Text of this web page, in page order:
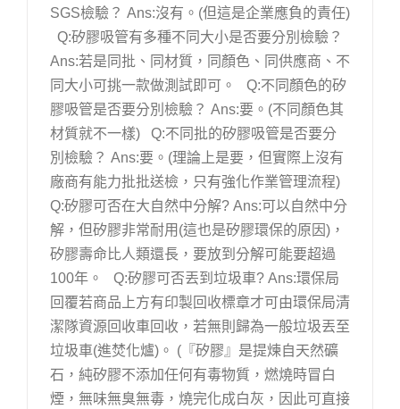
SGS檢驗？ Ans:沒有。(但這是企業應負的責任)
Q:矽膠吸管有多種不同大小是否要分別檢驗？
Ans:若是同批、同材質，同顏色、同供應商、不
同大小可挑一款做測試即可。 Q:不同顏色的矽
膠吸管是否要分別檢驗？ Ans:要。(不同顏色其
材質就不一樣) Q:不同批的矽膠吸管是否要分
別檢驗？ Ans:要。(理論上是要，但實際上沒有
廠商有能力批批送檢，只有強化作業管理流程)
Q:矽膠可否在大自然中分解? Ans:可以自然中分
解，但矽膠非常耐用(這也是矽膠環保的原因)，
矽膠壽命比人類還長，要放到分解可能要超過
100年。 Q:矽膠可否丟到垃圾車? Ans:環保局
回覆若商品上方有印製回收標章才可由環保局清
潔隊資源回收車回收，若無則歸為一般垃圾丟至
垃圾車(進焚化爐)。 (『矽膠』是提煉自天然礦
石，純矽膠不添加任何有毒物質，燃燒時冒白
煙，無味無臭無毒，燒完化成白灰，因此可直接